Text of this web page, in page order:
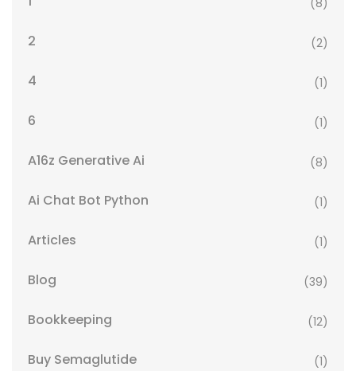
(8)
2 (2)
4 (1)
6 (1)
A16z Generative Ai (8)
Ai Chat Bot Python (1)
Articles (1)
Blog (39)
Bookkeeping (12)
Buy Semaglutide (1)